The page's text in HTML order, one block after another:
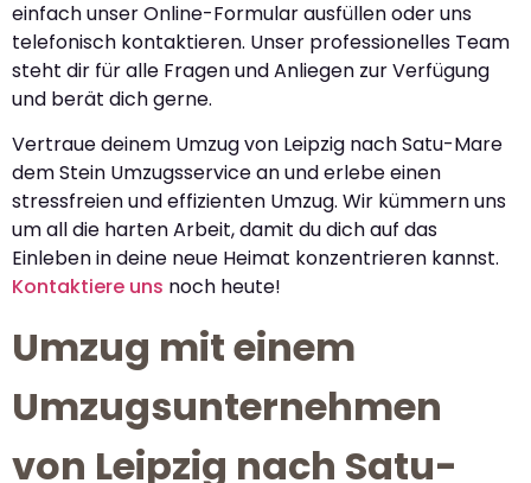
einfach unser Online-Formular ausfüllen oder uns
telefonisch kontaktieren. Unser professionelles Team
steht dir für alle Fragen und Anliegen zur Verfügung
und berät dich gerne.
Vertraue deinem Umzug von Leipzig nach Satu-Mare
dem Stein Umzugsservice an und erlebe einen
stressfreien und effizienten Umzug. Wir kümmern uns
um all die harten Arbeit, damit du dich auf das
Einleben in deine neue Heimat konzentrieren kannst.
Kontaktiere uns noch heute!
Umzug mit einem
Umzugsunternehmen
von Leipzig nach Satu-